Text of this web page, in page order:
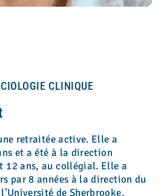
CLINIQUE
retraitée active. Elle a
et a été à la direction
12 ans, au collégial. Elle a
par 8 années à la direction du
de Sherbrooke,